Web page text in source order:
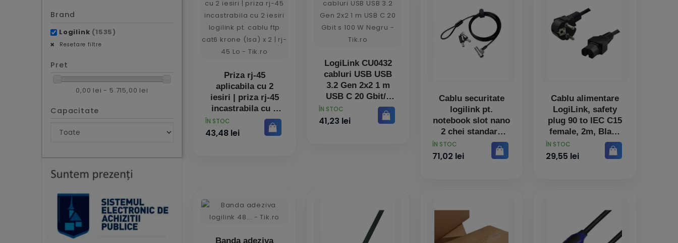
Brand
Logilink (1535)
Resetare filtre
Pret
0,00 lei - 5.715,00 lei
Capacitate
Priza rj-45
aplicabila cu 2
iesiri | priza rj-45
incastrabila cu 2
iesiri logilink pt.
cablu ftp cat6
PRET
ÎN STOC
43,48 lei
LogiLink CU0432
cabluri USB USB
3.2 Gen 2x2 1 m
USB C 20 Gbit/s
100 W Negru
PRET
ÎN STOC
41,23 lei
Cablu securitate
logilink pt.
notebook slot nano
2 chei standard
1.8m cablu aliaj-
zinc permite
PRET
ÎN STOC
71,02 lei
Cablu alimentare
LogiLink, safety
plug 90 to IEC C15
female, 2m, Black
PRET
ÎN STOC
29,55 lei
Banda adeziva